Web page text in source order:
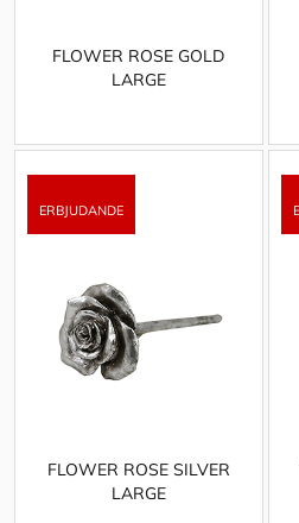
FLOWER ROSE GOLD
LARGE
FLOWER ROSE SILVER
LARGE